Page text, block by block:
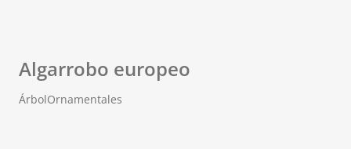
Algarrobo europeo
ÁrbolOrnamentales